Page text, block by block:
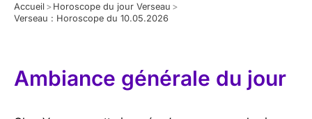
Accueil > Horoscope du jour Verseau >
Verseau : Horoscope du 10.05.2026
Ambiance générale du jour